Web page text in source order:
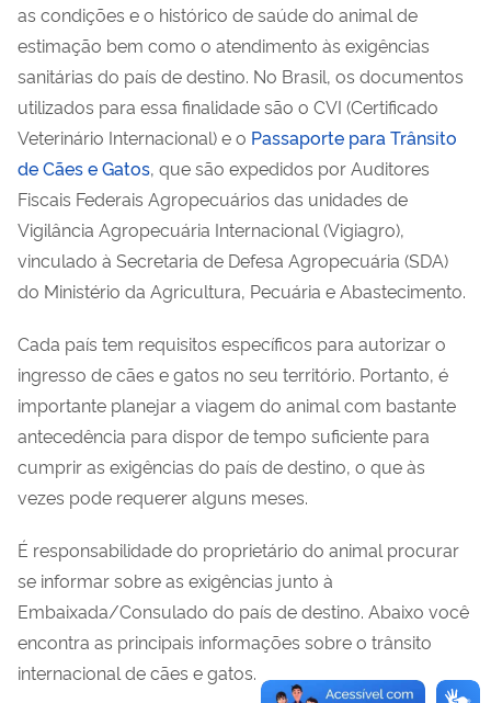
as condições e o histórico de saúde do animal de
estimação bem como o atendimento às exigências
sanitárias do país de destino. No Brasil, os documentos
utilizados para essa finalidade são o CVI (Certificado
Veterinário Internacional) e o Passaporte para Trânsito
de Cães e Gatos, que são expedidos por Auditores
Fiscais Federais Agropecuários das unidades de
Vigilância Agropecuária Internacional (Vigiagro),
vinculado à Secretaria de Defesa Agropecuária (SDA)
do Ministério da Agricultura, Pecuária e Abastecimento.
Cada país tem requisitos específicos para autorizar o
ingresso de cães e gatos no seu território. Portanto, é
importante planejar a viagem do animal com bastante
antecedência para dispor de tempo suficiente para
cumprir as exigências do país de destino, o que às
vezes pode requerer alguns meses.
É responsabilidade do proprietário do animal procurar
se informar sobre as exigências junto à
Embaixada/Consulado do país de destino. Abaixo você
encontra as principais informações sobre o trânsito
internacional de cães e gatos.